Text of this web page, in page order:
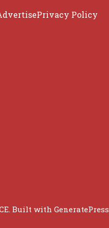
Privacy Policy
Built with GeneratePress